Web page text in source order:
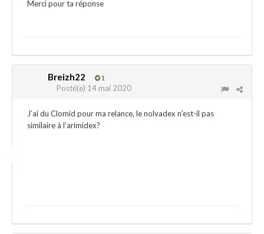
Merci pour ta réponse
Breizh22 1
Posté(e) 14 mai 2020
J’ai du Clomid pour ma relance, le nolvadex n’est-il pas
similaire à l’arimidex?